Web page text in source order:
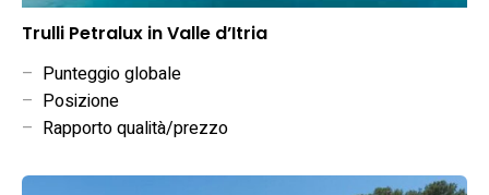
Trulli Petralux in Valle d’Itria
– Punteggio globale
– Posizione
– Rapporto qualità/prezzo